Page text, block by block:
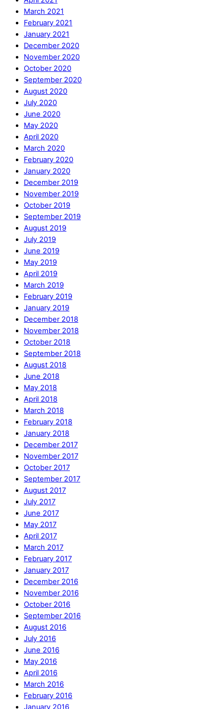
March 2021
February 2021
January 2021
December 2020
November 2020
October 2020
September 2020
August 2020
July 2020
June 2020
May 2020
April 2020
March 2020
February 2020
January 2020
December 2019
November 2019
October 2019
September 2019
August 2019
July 2019
June 2019
May 2019
April 2019
March 2019
February 2019
January 2019
December 2018
November 2018
October 2018
September 2018
August 2018
June 2018
May 2018
April 2018
March 2018
February 2018
January 2018
December 2017
November 2017
October 2017
September 2017
August 2017
July 2017
June 2017
May 2017
April 2017
March 2017
February 2017
January 2017
December 2016
November 2016
October 2016
September 2016
August 2016
July 2016
June 2016
May 2016
April 2016
March 2016
February 2016
January 2016